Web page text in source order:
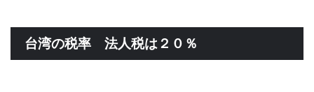
台湾の税率 法人税は２０％